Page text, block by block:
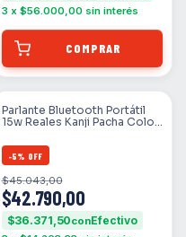
3 x $56.000,00 sin interés
Parlante Bluetooth Portátil
15w Reales Kanji Pacha Color
-5% OFF
$42.790,00
$45.043,00
$36.371,50con